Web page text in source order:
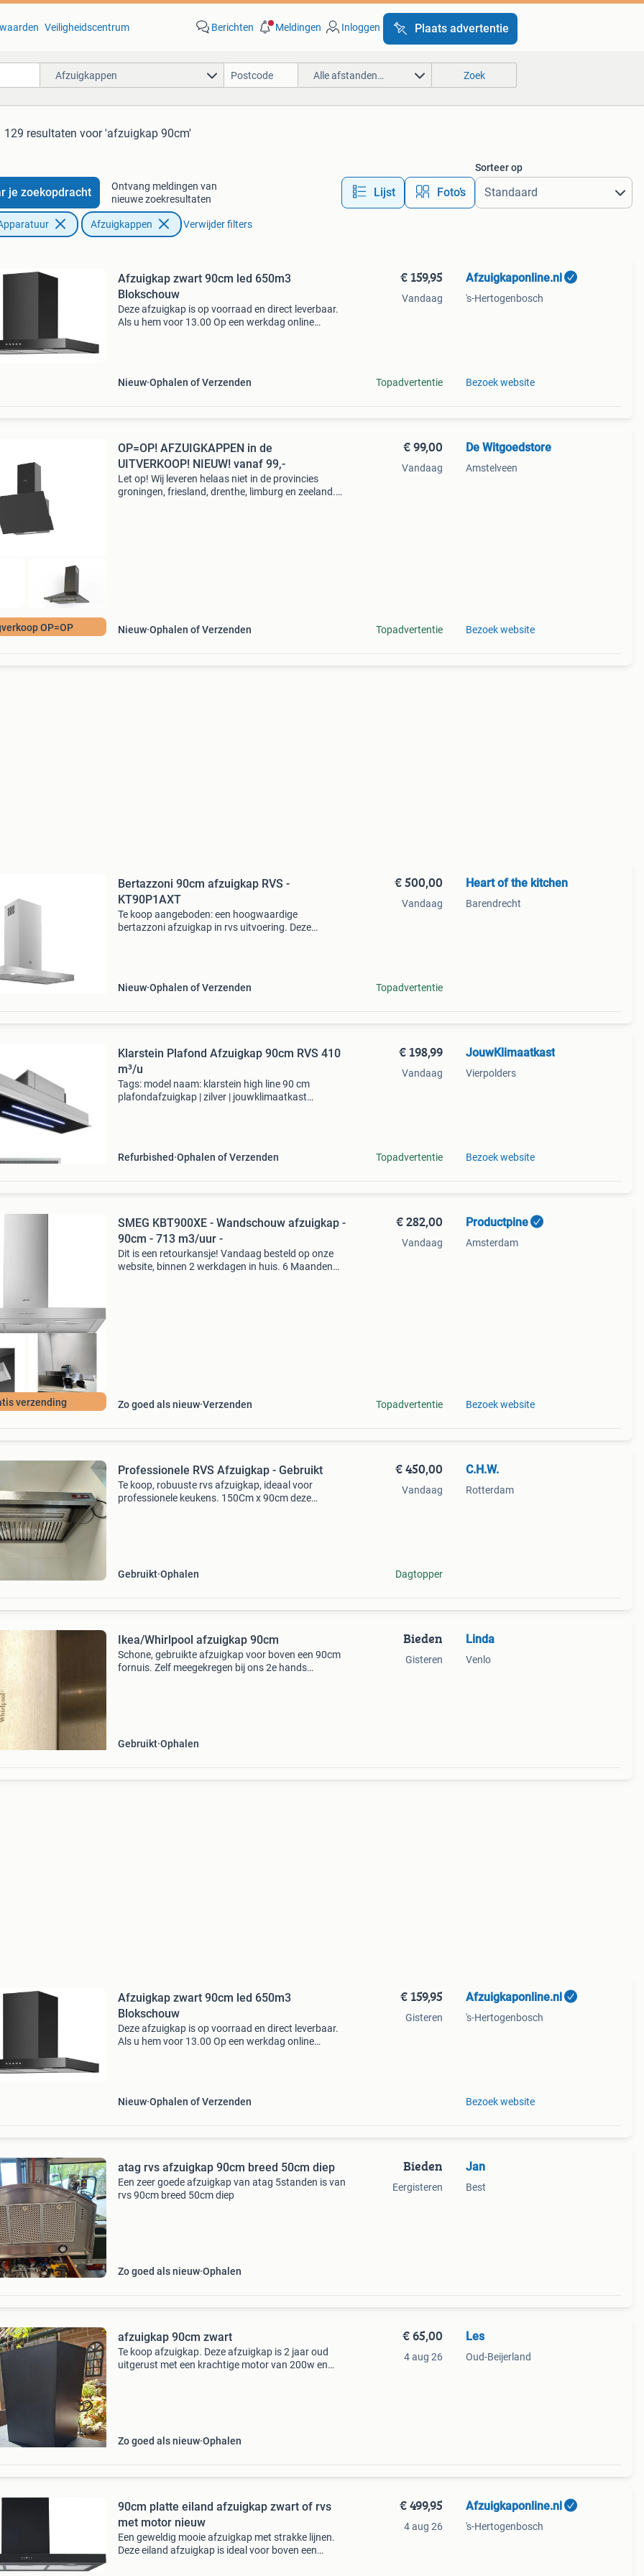
Veiligheidscentrum Berichten Meldingen Inloggen Plaats advertentie
Afzuigkappen Alle afstanden… Zoek
129 resultaten voor 'afzuigkap 90cm'
je zoekopdracht
Ontvang meldingen van
nieuwe zoekresultaten
Lijst Foto’s
Sorteer op
Afzuigkappen Verwijder filters
Afzuigkap zwart 90cm led 650m3
Blokschouw
Deze afzuigkap is op voorraad en direct leverbaar.
Als u hem voor 13.00 Op een werkdag online
Nieuw Ophalen of Verzenden
€ 159,95
Vandaag
Topadvertentie
Afzuigkaponline.nl
's-Hertogenbosch
Bezoek website
OP=OP
OP=OP! AFZUIGKAPPEN in de
UITVERKOOP! NIEUW! vanaf 99,-
Let op! Wij leveren helaas niet in de provincies
groningen, friesland, drenthe, limburg en zeeland.
Nieuw Ophalen of Verzenden
€ 99,00
Vandaag
Topadvertentie
De Witgoedstore
Amstelveen
Bezoek website
Bertazzoni 90cm afzuigkap RVS -
KT90P1AXT
Te koop aangeboden: een hoogwaardige
bertazzoni afzuigkap in rvs uitvoering. Deze
Nieuw Ophalen of Verzenden
€ 500,00
Vandaag
Topadvertentie
Heart of the kitchen
Barendrecht
Klarstein Plafond Afzuigkap 90cm RVS 410
m³/u
Tags: model naam: klarstein high line 90 cm
plafondafzuigkap | zilver | jouwklimaatkast
Refurbished Ophalen of Verzenden
€ 198,99
Vandaag
Topadvertentie
JouwKlimaatkast
Vierpolders
Bezoek website
verzending
SMEG KBT900XE - Wandschouw afzuigkap -
90cm - 713 m3/uur -
Dit is een retourkansje! Vandaag besteld op onze
website, binnen 2 werkdagen in huis. 6 Maanden
Zo goed als nieuw Verzenden
€ 282,00
Vandaag
Topadvertentie
Productpine
Amsterdam
Bezoek website
Professionele RVS Afzuigkap - Gebruikt
Te koop, robuuste rvs afzuigkap, ideaal voor
professionele keukens. 150Cm x 90cm deze
Gebruikt Ophalen
€ 450,00
Vandaag
Dagtopper
C.H.W.
Rotterdam
Ikea/Whirlpool afzuigkap 90cm
Schone, gebruikte afzuigkap voor boven een 90cm
fornuis. Zelf meegekregen bij ons 2e hands
Gebruikt Ophalen
Bieden
Gisteren
Linda
Venlo
Afzuigkap zwart 90cm led 650m3
Blokschouw
Deze afzuigkap is op voorraad en direct leverbaar.
Als u hem voor 13.00 Op een werkdag online
Nieuw Ophalen of Verzenden
€ 159,95
Gisteren
Afzuigkaponline.nl
's-Hertogenbosch
Bezoek website
atag rvs afzuigkap 90cm breed 50cm diep
Een zeer goede afzuigkap van atag 5standen is van
rvs 90cm breed 50cm diep
Zo goed als nieuw Ophalen
Bieden
Eergisteren
Jan
Best
afzuigkap 90cm zwart
Te koop afzuigkap. Deze afzuigkap is 2 jaar oud
uitgerust met een krachtige motor van 200w en
Zo goed als nieuw Ophalen
€ 65,00
4 aug 26
Les
Oud-Beijerland
90cm platte eiland afzuigkap zwart of rvs
met motor nieuw
Een geweldig mooie afzuigkap met strakke lijnen.
Deze eiland afzuigkap is ideal voor boven een
€ 499,95
4 aug 26
Afzuigkaponline.nl
's-Hertogenbosch